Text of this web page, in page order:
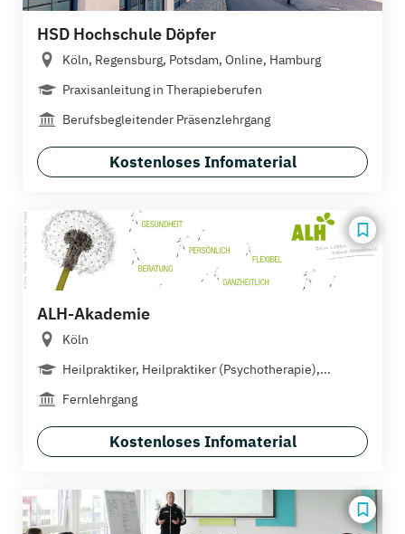
HSD Hochschule Döpfer
Köln, Regensburg, Potsdam, Online, Hamburg
Praxisanleitung in Therapieberufen
Berufsbegleitender Präsenzlehrgang
Kostenloses Infomaterial
ALH-Akademie
Köln
Heilpraktiker, Heilpraktiker (Psychotherapie),...
Fernlehrgang
Kostenloses Infomaterial